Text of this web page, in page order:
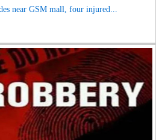
near GSM mall, four injured...